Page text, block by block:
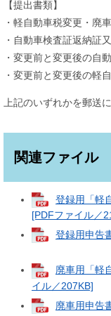
【提出書類】
・軽自動車税変更・廃
・自動車検査証返納証
・変更前と変更後の自
・変更前と変更後の軽
上記のいずれかを郵送
関連ファイル
登録用「軽
[PDFファイル／
登録用申告
廃車用「軽
イル／207KB]
廃車用申告